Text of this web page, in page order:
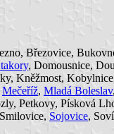
Březovice,
, Domousnice,
Kněžmost,
Mečeříž, Mladá Boleslav,
Petkovy, Písková
Sojovice,